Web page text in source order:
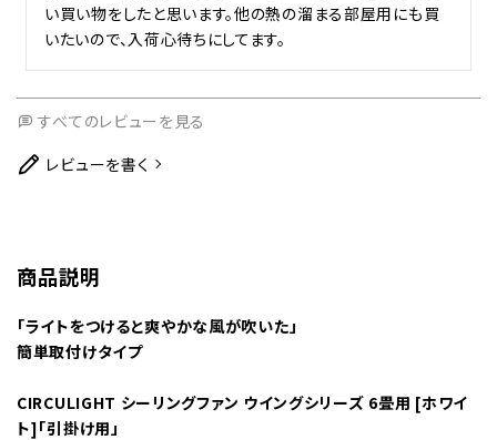
い買い物をしたと思います。他の熱の溜まる部屋用にも買
いたいので、入荷心待ちにしてます。
すべてのレビューを見る
レビューを書く
商品説明
「ライトをつけると爽やかな風が吹いた」
簡単取付けタイプ
CIRCULIGHT シーリングファン ウイングシリーズ 6畳用 [ホワイ
ト]「引掛け用」